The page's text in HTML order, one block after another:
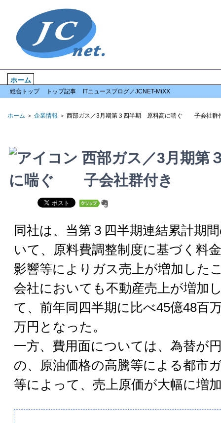
ホーム
総合トップ トップ記事 ITニュースブログ／JCNET-MiXX
ホーム ＞ 企業情報 ＞ 西部ガス／3月期第３四半期 原料高に喘ぐ 子会社群
西部ガス／3月期第
に喘ぐ 子会社群付き
同社は、当第３四半期連結累計期
いて、原料費調整制度に基づく料
影響等によりガス売上が増加した
会社においても不動産売上が増加
て、前年同四半期に比べ45億48百
万円となった。
一方、費用面については、為替が
の、原油価格の高騰等による都市
等によって、売上原価が大幅に増